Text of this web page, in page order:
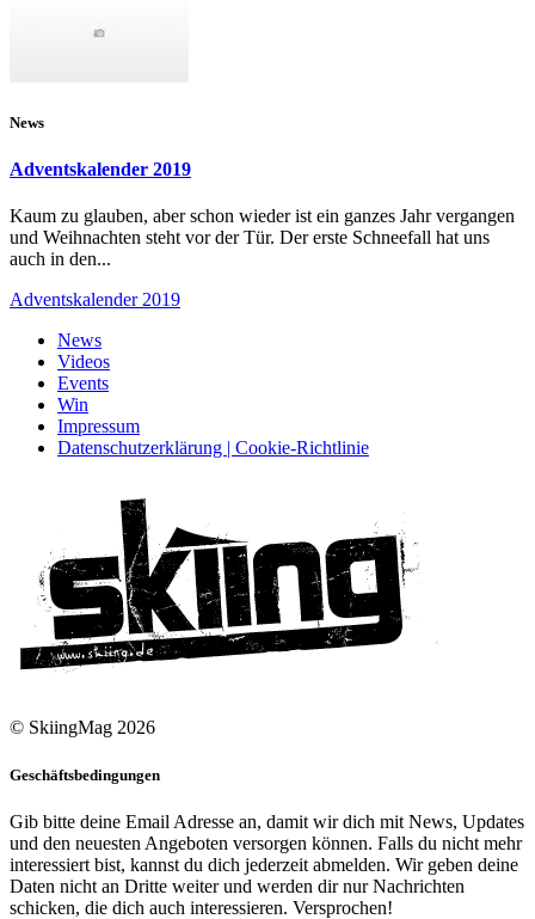
News
Adventskalender 2019
Kaum zu glauben, aber schon wieder ist ein ganzes Jahr vergangen
und Weihnachten steht vor der Tür. Der erste Schneefall hat uns
auch in den...
Adventskalender 2019
News
Videos
Events
Win
Impressum
Datenschutzerklärung | Cookie-Richtlinie
© SkiingMag 2026
Geschäftsbedingungen
Gib bitte deine Email Adresse an, damit wir dich mit News, Updates
und den neuesten Angeboten versorgen können. Falls du nicht mehr
interessiert bist, kannst du dich jederzeit abmelden. Wir geben deine
Daten nicht an Dritte weiter und werden dir nur Nachrichten
schicken, die dich auch interessieren. Versprochen!